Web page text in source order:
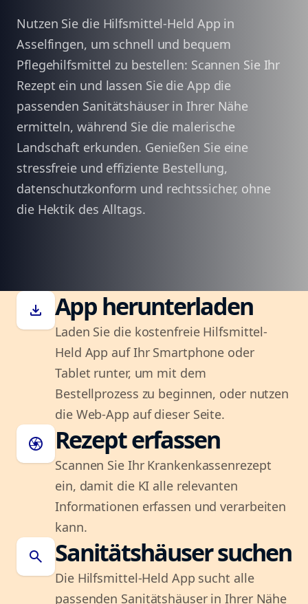
Nutzen Sie die Hilfsmittel-Held App in
Asselfingen, um schnell und bequem
Pflegehilfsmittel zu bestellen: Scannen Sie Ihr
Rezept ein und lassen Sie die App die
passenden Sanitätshäuser in Ihrer Nähe
ermitteln, während Sie die malerische
Landschaft erkunden. Genießen Sie eine
stressfreie und effiziente Bestellung,
datenschutzkonform und rechtssicher, ohne
die Hektik des Alltags.
download App herunterladen
Laden Sie die kostenfreie Hilfsmittel-
Held App auf Ihr Smartphone oder
Tablet runter, um mit dem
Bestellprozess zu beginnen, oder nutzen
die Web-App auf dieser Seite.
camera Rezept erfassen
Scannen Sie Ihr Krankenkassenrezept
ein, damit die KI alle relevanten
Informationen erfassen und verarbeiten
kann.
search Sanitätshäuser suchen
Die Hilfsmittel-Held App sucht alle
passenden Sanitätshäuser in Ihrer Nähe